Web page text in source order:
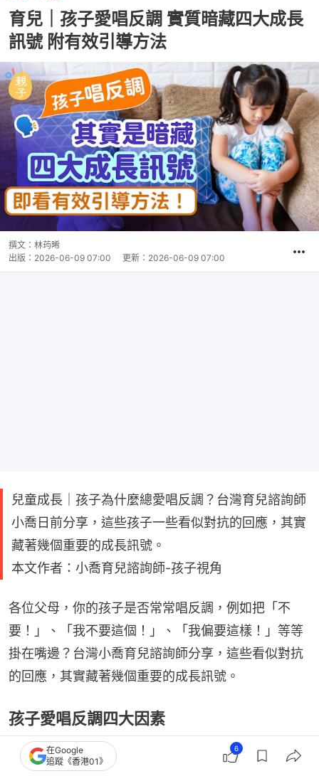
育兒｜孩子愛唱反調 實質暗藏四大成長
訊號 附有效引導方法
撰文： 林荺晞
出版： 2026-06-09 07:00 更新： 2026-06-09 07:00
兒童成長｜孩子為什麼總愛唱反調？台灣育兒諮詢師
小喬日前分享，這些孩子一些看似對抗的回應，其實
藏著幾個重要的成長訊號。
本文作者：小喬育兒諮詢師-孩子視角
各位父母，你的孩子是否常常唱反調，例如把「不
要！」、「我不要這個！」、「我偏要這樣！」等等
掛在嘴邊？台灣小喬育兒諮詢師分享，這些看似對抗
的回應，其實藏著幾個重要的成長訊號。
孩子愛唱反調四大因素
1. 自我意識正在發展
在Google
追蹤《香港01》
6